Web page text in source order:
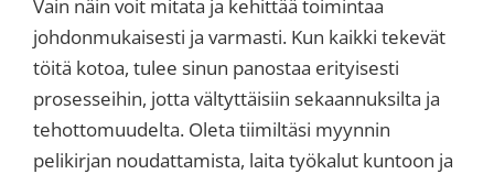
Vain näin voit mitata ja kehittää toimintaa
johdonmukaisesti ja varmasti. Kun kaikki tekevät
töitä kotoa, tulee sinun panostaa erityisesti
prosesseihin, jotta vältyttäisiin sekaannuksilta ja
tehottomuudelta. Oleta tiimiltäsi myynnin
pelikirjan noudattamista, laita työkalut kuntoon ja